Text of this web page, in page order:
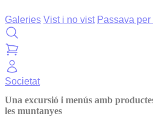
Galeries Vist i no vist Passava
Societat
Una excursió i menús amb
les muntanyes